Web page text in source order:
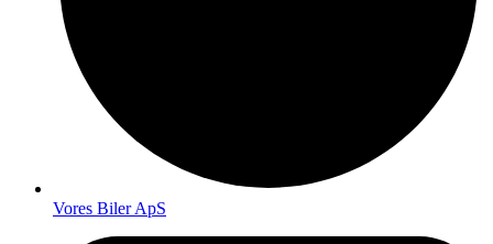
Vores Biler ApS